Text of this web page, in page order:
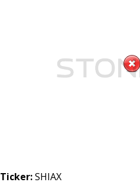
Ticker:SHIAX